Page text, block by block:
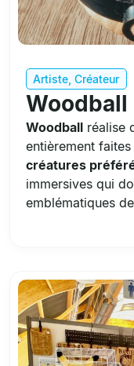
Artiste ,Créateur
Woodball
Woodball réalise
entièrement
créatures
immersives qui
emblématiques